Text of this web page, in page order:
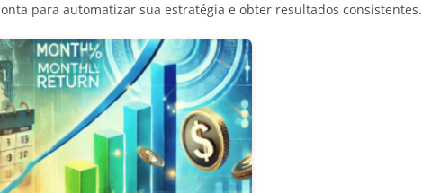
para automatizar sua estratégia e obter resultados consistentes.